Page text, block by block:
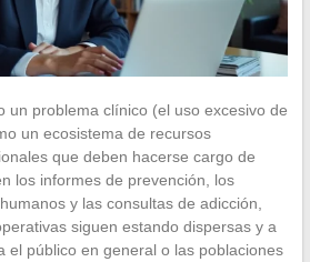
un problema clínico (el uso excesivo de
un ecosistema de recursos
que deben hacerse cargo de
los informes de prevención, los
y las consultas de adicción,
siguen estando dispersas y a
el público en general o las poblaciones